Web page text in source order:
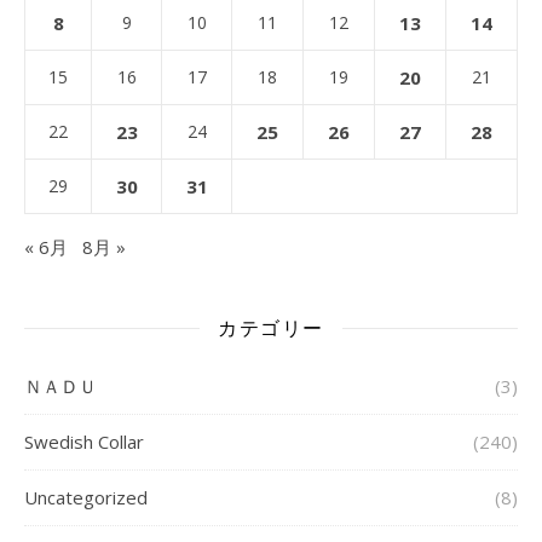
8 9 10 11 12 13 14
15 16 17 18 19 20 21
22 23 24 25 26 27 28
29 30 31
« 6月 8月 »
カテゴリー
ＮＡＤＵ (3)
Swedish Collar (240)
Uncategorized (8)